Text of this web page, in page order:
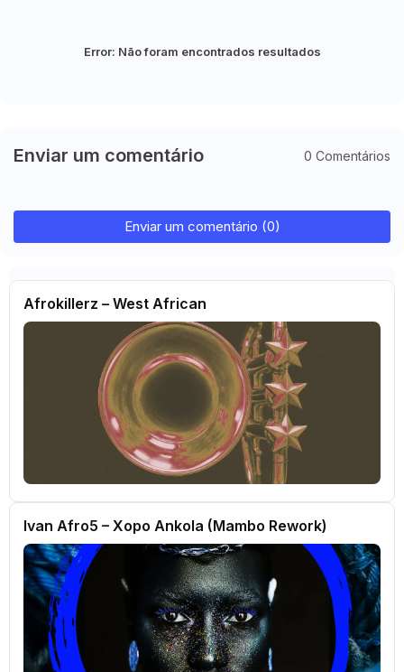
Error: Não foram encontrados resultados
Enviar um comentário 0 Comentários
Enviar um comentário (0)
Afrokillerz – West African
Ivan Afro5 – Xopo Ankola (Mambo Rework)